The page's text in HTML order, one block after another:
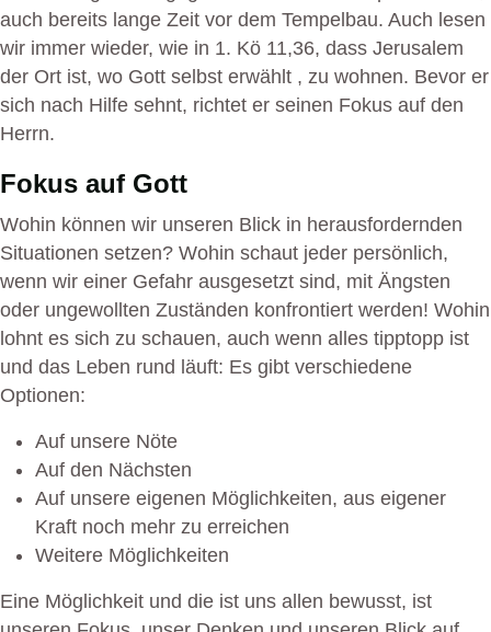
auch bereits lange Zeit vor dem Tempelbau. Auch lesen
wir immer wieder, wie in 1. Kö 11,36, dass Jerusalem
der Ort ist, wo Gott selbst erwählt , zu wohnen. Bevor er
sich nach Hilfe sehnt, richtet er seinen Fokus auf den
Herrn.
Fokus auf Gott
Wohin können wir unseren Blick in herausfordernden
Situationen setzen? Wohin schaut jeder persönlich,
wenn wir einer Gefahr ausgesetzt sind, mit Ängsten
oder ungewollten Zuständen konfrontiert werden! Wohin
lohnt es sich zu schauen, auch wenn alles tipptopp ist
und das Leben rund läuft: Es gibt verschiedene
Optionen:
Auf unsere Nöte
Auf den Nächsten
Auf unsere eigenen Möglichkeiten, aus eigener
Kraft noch mehr zu erreichen
Weitere Möglichkeiten
Eine Möglichkeit und die ist uns allen bewusst, ist